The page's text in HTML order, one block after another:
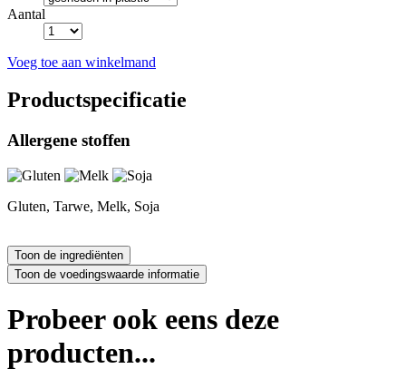
Aantal
Voeg toe aan winkelmand
Productspecificatie
Allergene stoffen
Gluten, Tarwe, Melk, Soja
Probeer ook eens deze
producten...